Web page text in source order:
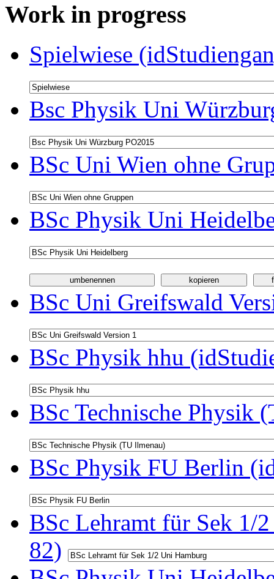
Work in progress
Spielwiese
Bsc Physik Uni
BSc Uni Wien ohne
BSc Physik Uni
BSc Uni Greifswald
BSc Physik hhu
BSc Technische Physik
BSc Physik FU Berlin
BSc Lehramt für Sek 1/
82)